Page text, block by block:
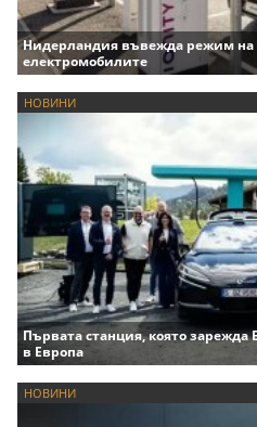
Нидерландия въвежда режим на
електромобилите
НОВИНИ
Първата станция, която зарежда
в Европа
НОВИНИ